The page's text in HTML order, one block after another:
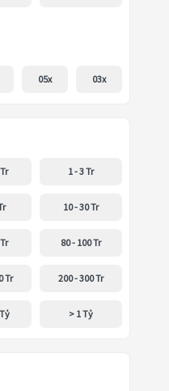
05x 03x
1 - 3 Tr
10 - 30 Tr
80 - 100 Tr
Tr 200 - 300 Tr
> 1 Tỷ